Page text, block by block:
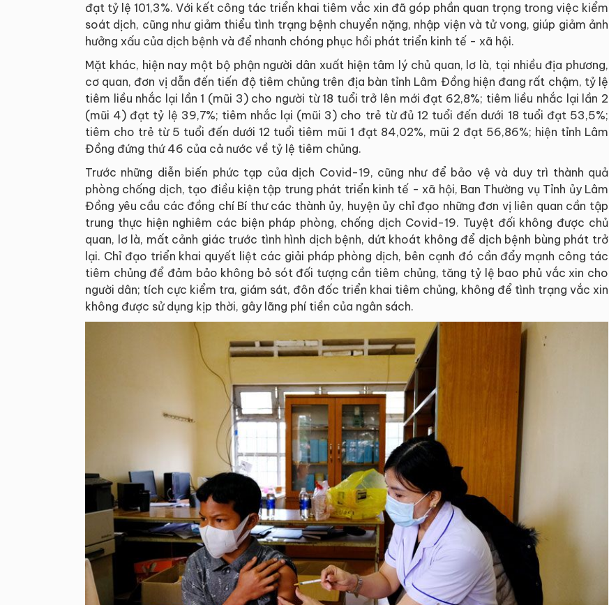
đạt tỷ lệ 101,3%. Với kết công tác triển khai tiêm vắc xin đã góp phần quan trọng trong việc kiểm
soát dịch, cũng như giảm thiểu tình trạng bệnh chuyển nặng, nhập viện và tử vong, giúp giảm ảnh
hưởng xấu của dịch bệnh và để nhanh chóng phục hồi phát triển kinh tế - xã hội.
Mặt khác, hiện nay một bộ phận người dân xuất hiện tâm lý chủ quan, lơ là, tại nhiều địa phương,
cơ quan, đơn vị dẫn đến tiến độ tiêm chủng trên địa bàn tỉnh Lâm Đồng hiện đang rất chậm, tỷ lệ
tiêm liều nhắc lại lần 1 (mũi 3) cho người từ 18 tuổi trở lên mới đạt 62,8%; tiêm liều nhắc lại lần 2
(mũi 4) đạt tỷ lệ 39,7%; tiêm nhắc lại (mũi 3) cho trẻ từ đủ 12 tuổi đến dưới 18 tuổi đạt 53,5%;
tiêm cho trẻ từ 5 tuổi đến dưới 12 tuổi tiêm mũi 1 đạt 84,02%, mũi 2 đạt 56,86%; hiện tỉnh Lâm
Đồng đứng thứ 46 của cả nước về tỷ lệ tiêm chủng.
Trước những diễn biến phức tạp của dịch Covid-19, cũng như để bảo vệ và duy trì thành quả
phòng chống dịch, tạo điều kiện tập trung phát triển kinh tế - xã hội, Ban Thường vụ Tỉnh ủy Lâm
Đồng yêu cầu các đồng chí Bí thư các thành ủy, huyện ủy chỉ đạo những đơn vị liên quan cần tập
trung thực hiện nghiêm các biện pháp phòng, chống dịch Covid-19. Tuyệt đối không được chủ
quan, lơ là, mất cảnh giác trước tình hình dịch bệnh, dứt khoát không để dịch bệnh bùng phát trở
lại. Chỉ đạo triển khai quyết liệt các giải pháp phòng dịch, bên cạnh đó cần đẩy mạnh công tác
tiêm chủng để đảm bảo không bỏ sót đối tượng cần tiêm chủng, tăng tỷ lệ bao phủ vắc xin cho
người dân; tích cực kiểm tra, giám sát, đôn đốc triển khai tiêm chủng, không để tình trạng vắc xin
không được sử dụng kịp thời, gây lãng phí tiền của ngân sách.